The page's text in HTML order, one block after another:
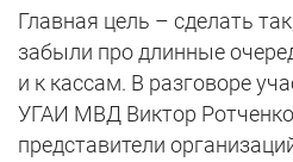
Главная цель – сделать
забыли про длинные
и к кассам. В разговоре
УГАИ МВД Виктор
представители